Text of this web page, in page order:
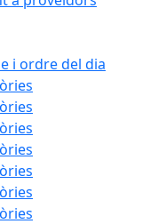
i ordre del dia